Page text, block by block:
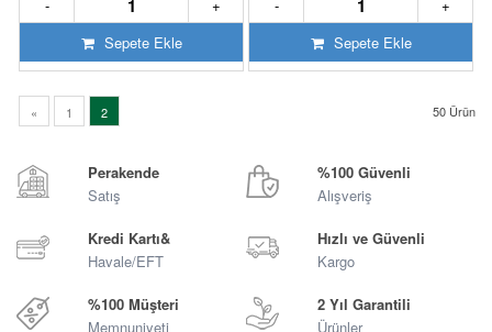
+
-
Sepete Ekle
+
-
Sepete Ekle
50 Ürün
« 1 2
Perakende
Satış
%100 Güvenli
Alışveriş
Kredi Kartı&
Havale/EFT
Hızlı ve Güvenli
Kargo
%100 Müşteri
Memnuniyeti
2 Yıl Garantili
Ürünler